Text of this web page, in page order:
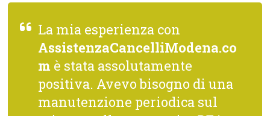
La mia esperienza con
AssistenzaCancelliModena.co
m è stata assolutamente
positiva. Avevo bisogno di una
manutenzione periodica sul